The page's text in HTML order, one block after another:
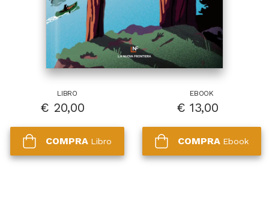
LIBRO
€ 20,00
COMPRA Libro
EBOOK
€ 13,00
COMPRA Ebook